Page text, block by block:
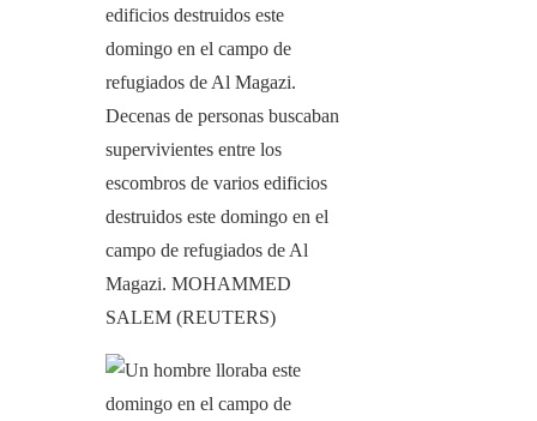
Decenas de personas buscaban
supervivientes entre los
escombros de varios edificios
destruidos este domingo en el
campo de refugiados de Al
Magazi. MOHAMMED
SALEM (REUTERS)